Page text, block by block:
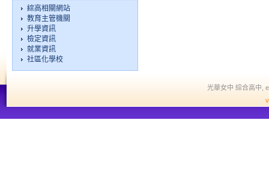
綜高相關網站
教育主管機關
升學資訊
檢定資訊
就業資訊
社區化學校
光華女中 綜合高中,